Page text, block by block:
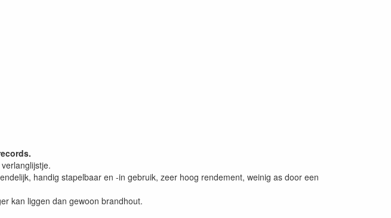
handig stapelbaar en -in gebruik, zeer hoog rendement, weinig as door een
kan liggen dan gewoon brandhout.